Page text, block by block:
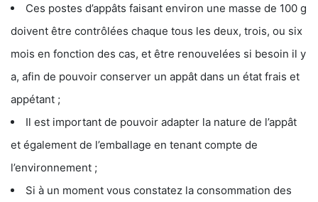
Ces postes d’appâts faisant environ une masse de 100 g
doivent être contrôlées chaque tous les deux, trois, ou six
mois en fonction des cas, et être renouvelées si besoin il y
a, afin de pouvoir conserver un appât dans un état frais et
appétant ;
Il est important de pouvoir adapter la nature de l’appât
et également de l’emballage en tenant compte de
l’environnement ;
Si à un moment vous constatez la consommation des